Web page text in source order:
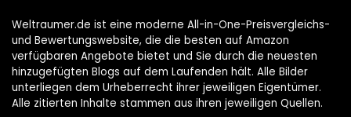
Weltraumer.de ist eine moderne All-in-One-Preisvergleichs-
und Bewertungswebsite, die die besten auf Amazon
verfügbaren Angebote bietet und Sie durch die neuesten
hinzugefügten Blogs auf dem Laufenden hält. Alle Bilder
unterliegen dem Urheberrecht ihrer jeweiligen Eigentümer.
Alle zitierten Inhalte stammen aus ihren jeweiligen Quellen.